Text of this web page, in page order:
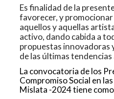
Es finalidad de la
favorecer, y
aquellos y aquellas
activo, dando cabida a
propuestas innovadoras
de las últimas
La convocatoria de los
Compromiso Social en
Mislata -2024 tiene